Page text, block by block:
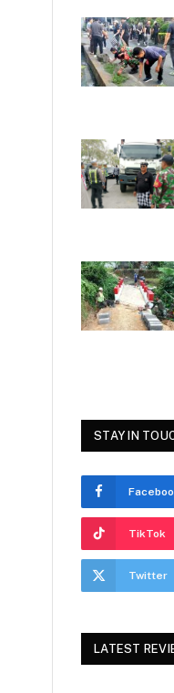
c
e
b
o
k
STAY IN
TikTok
Twitter
LATEST